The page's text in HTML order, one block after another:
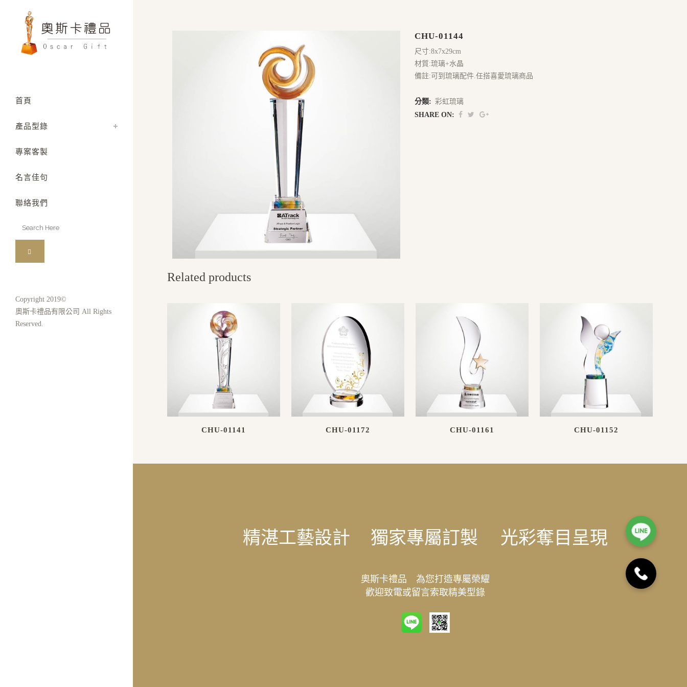
首頁
產品型錄
專案客製
名言佳句
聯絡我們
Copyright 2019©
奧斯卡禮品有限公司 All Rights
Reserved.
CHU-01144
尺寸:8x7x29cm
材質:琉璃+水晶
備註:可到琉璃配件.任搭喜愛琉璃商品
分類: 彩虹琉璃
SHARE ON:
Related products
CHU-01141 CHU-01172 CHU-01161 CHU-01152
精湛工藝設計 獨家專屬訂製 光彩奪目呈現
奧斯卡禮品 為您打造專屬榮耀
歡迎致電或留言索取精美型錄